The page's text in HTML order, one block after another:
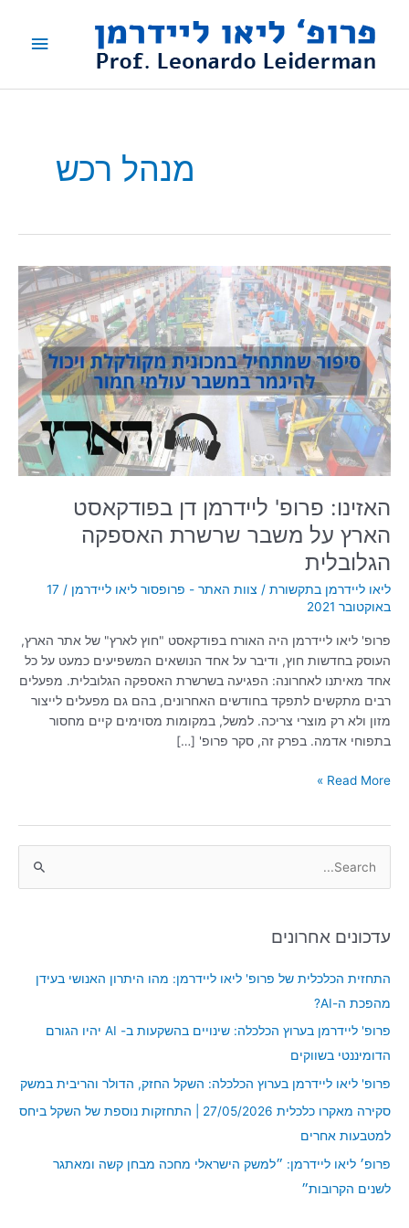
ראשי
מנהל רכש
האזינו: פרופ' ליידרמן דן בפודקאסט
הארץ על משבר שרשרת האספקה
הגלובלית
ליאו ליידרמן בתקשורת / צוות האתר - פרופסור ליאו ליידרמן /
17
באוקטובר 2021
פרופ' ליאו ליידרמן היה האורח בפודקאסט "חוץ לארץ" של אתר הארץ,
העוסק בחדשות חוץ, ודיבר על אחד הנושאים המשפיעים כמעט על כל
אחד מאיתנו לאחרונה: הפגיעה בשרשרת האספקה הגלובלית. מפעלים
רבים מתקשים לתפקד בחודשים האחרונים, בהם גם מפעלים לייצור
מזון ולא רק מוצרי צריכה. למשל, במקומות מסוימים קיים מחסור
בתפוחי אדמה. בפרק זה, סקר פרופ' […]
האזינו:
פרופ'
ליידרמן
דן
בפודקאסט
הארץ
על
משבר
שרשרת
האספקה
הגלובלית
Read More »
r
:
עדכונים אחרונים
התחזית הכלכלית של פרופ' ליאו ליידרמן: מהו היתרון האנושי בעידן
מהפכת ה-AI?
פרופ' ליידרמן בערוץ הכלכלה: שינויים בהשקעות ב- AI יהיו הגורם
הדומיננטי בשווקים
פרופ' ליאו ליידרמן בערוץ הכלכלה: השקל החזק, הדולר והריבית במשק
סקירה מאקרו כלכלית 27/05/2026 | התחזקות נוספת של השקל ביחס
למטבעות אחרים
פרופ׳ ליאו ליידרמן: ״למשק הישראלי מחכה מבחן קשה ומאתגר
לשנים הקרובות״